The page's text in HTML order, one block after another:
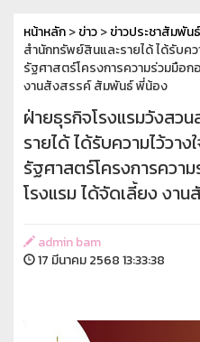
หน้าหลัก>ข่าว>ข่าวประชาสัมพันธ์
สำนักทรัพย์สินและรายได้ ได้รับค
รัฐศาสตร์โครงการความร่วมมือก
งานสังสรรค์ สัมพันธ์ พี่น้อง
ฝ่ายธุรกิจโรงแรมวังสว
รายได้ ได้รับความไว้วา
รัฐศาสตร์โครงการควา
โรงแรม ได้จัดเลี้ยง งา
admin bam
17 มีนาคม 2568 13:33:38